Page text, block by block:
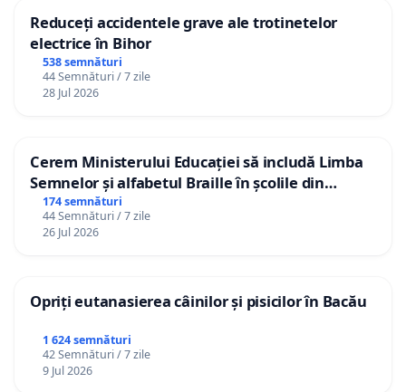
reducerii cheltuielilor bugetare, deoarece
consecințele degradării sistemului educațional
afectează întreaga societate și compromit
dezvoltarea viitoare a României.
26.05.2026
Reduceți accidentele grave ale trotinetelor
electrice în Bihor
538 semnături
44 Semnături / 7 zile
28 Jul 2026
Cerem Ministerului Educației să includă Limba
Semnelor și alfabetul Braille în școlile din
Republica Moldova!
174 semnături
44 Semnături / 7 zile
26 Jul 2026
Opriți eutanasierea câinilor și pisicilor în Bacău
1 624 semnături
42 Semnături / 7 zile
9 Jul 2026